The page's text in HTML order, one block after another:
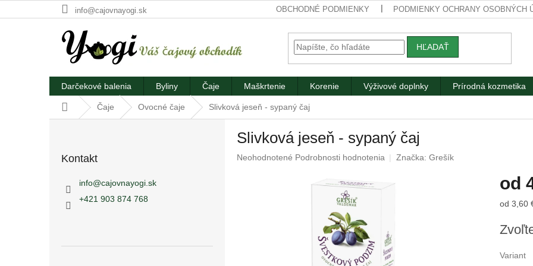
na
info@cajovnayogi.sk OBCHODNÉ PODMIENKY PODMIENKY OCHRANY OSOBNÝCH
HĽADAŤ
Darčekové balenia Byliny Čaje Maškrtenie Korenie Výživové doplnky Prírodná kozmetika
DomovČaje Ovocné čaje Slivková jeseň - sypaný čaj
Kontakt
info@cajovnayogi.sk
+421 903 874 768
Slivková jeseň - sypaný čaj
Priemerné
Neohodnotené Podrobnosti hodnotenia Značka: Grešík
od
od 3,60
Variant